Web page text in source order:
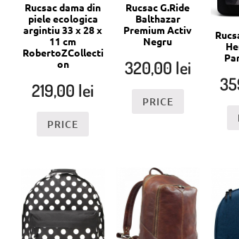
Rucsac dama din
piele ecologica
argintiu 33 x 28 x
11 cm
RobertoZCollecti
on
219,00 lei
PRICE
Rucsac G.Ride
Balthazar
Premium Activ
Negru
320,00 lei
PRICE